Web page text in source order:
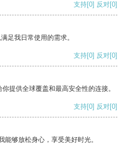
支持[0] 反对[0]
足我日常使用的需求。
支持[0] 反对[0]
提供全球覆盖和最高安全性的连接。
支持[0] 反对[0]
能够放松身心，享受美好时光。